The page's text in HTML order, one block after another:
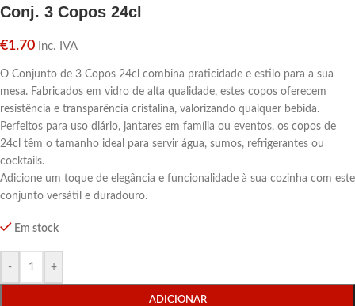
Conj. 3 Copos 24cl
€1.70 Inc. IVA
O Conjunto de 3 Copos 24cl combina praticidade e estilo para a sua
mesa. Fabricados em vidro de alta qualidade, estes copos oferecem
resistência e transparência cristalina, valorizando qualquer bebida.
Perfeitos para uso diário, jantares em família ou eventos, os copos de
24cl têm o tamanho ideal para servir água, sumos, refrigerantes ou
cocktails.
Adicione um toque de elegância e funcionalidade à sua cozinha com este
conjunto versátil e duradouro.
Em stock
- +
ADICIONAR